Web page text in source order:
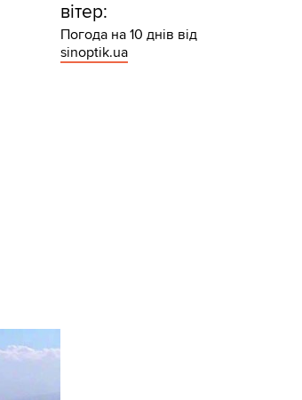
вітер:
Погода на 10 днів від
sinoptik.ua